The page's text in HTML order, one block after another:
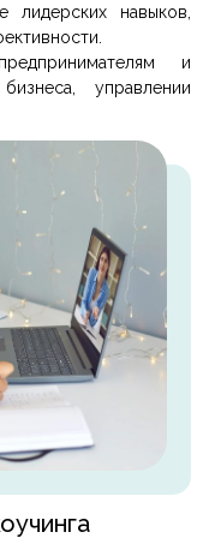
лидерских навыков,
и
управлении